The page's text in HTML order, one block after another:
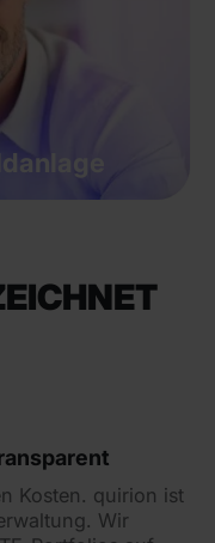
Kosten. quirion ist
Wir